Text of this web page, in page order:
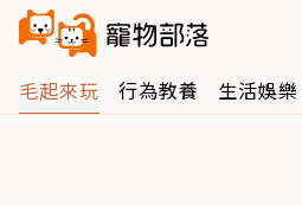
毛起來玩 行為教養 生活娛樂